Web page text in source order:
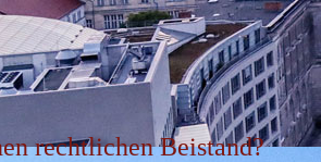
rechtlichen Beistand?